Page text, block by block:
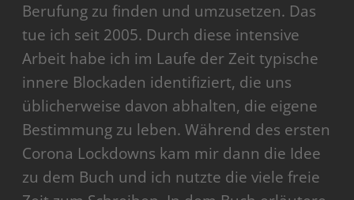
Berufung zu finden und umzusetzen. Das
tue ich seit 2005. Durch diese intensive
Arbeit habe ich im Laufe der Zeit typische
innere Blockaden identifiziert, die uns
üblicherweise davon abhalten, die eigene
Bestimmung zu leben. Während des ersten
Corona Lockdowns kam mir dann die Idee
zu dem Buch und ich nutzte die viele freie